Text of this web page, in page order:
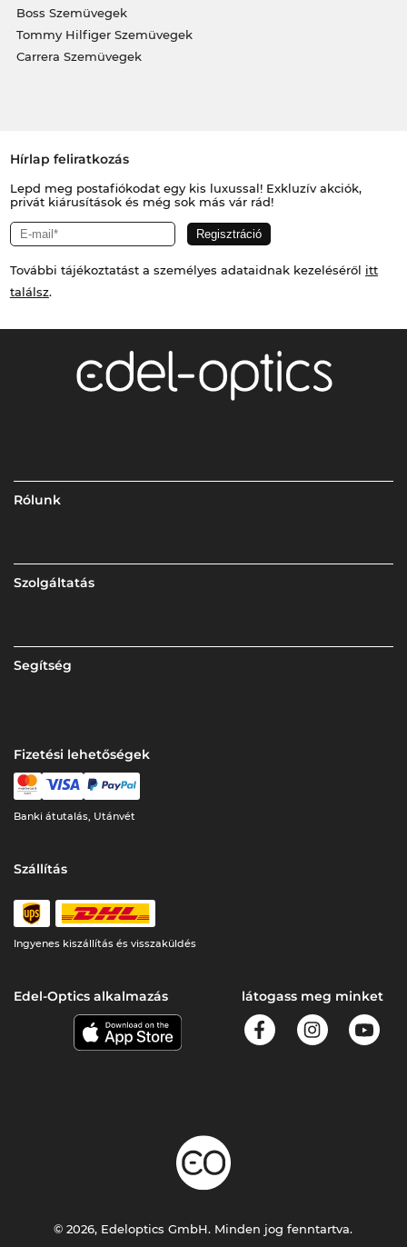
Boss Szemüvegek
Tommy Hilfiger Szemüvegek
Carrera Szemüvegek
Hírlap feliratkozás
Lepd meg postafiókodat egy kis luxussal! Exkluzív akciók,
privát kiárusítások és még sok más vár rád!
További tájékoztatást a személyes adataidnak kezeléséről itt
találsz.
Rólunk
Szolgáltatás
Segítség
Fizetési lehetőségek
Banki átutalás, Utánvét
Szállítás
Ingyenes kiszállítás és visszaküldés
Edel-Optics alkalmazás látogass meg minket
© 2026, Edeloptics GmbH. Minden jog fenntartva.